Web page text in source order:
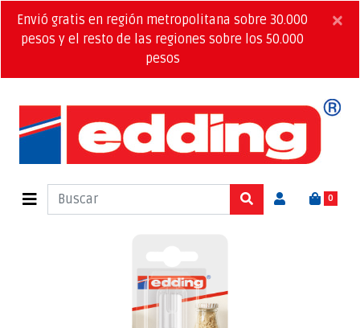
Envió gratis en región metropolitana sobre 30.000
pesos y el resto de las regiones sobre los 50.000
pesos
×
0